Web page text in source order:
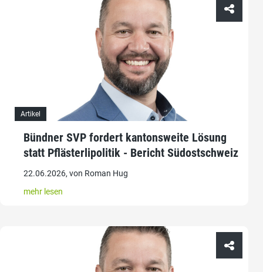
Artikel
Bündner SVP fordert kantonsweite Lösung
statt Pflästerlipolitik - Bericht Südostschweiz
22.06.2026, von Roman Hug
mehr lesen